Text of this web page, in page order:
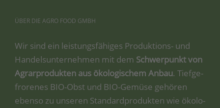
ÜBER DIE AGRO FOOD GMBH
Wir sind ein leis­tungs­fä­hi­ges Pro­duk­ti­ons- und
Han­dels­un­ter­neh­men mit dem Schwer­punkt von
Agrar­pro­duk­ten aus öko­lo­gi­schem Anbau. Tief­ge­
fro­re­nes BIO-Obst und BIO-Gemü­se gehö­ren
eben­so zu unse­ren Stan­dard­pro­duk­ten wie öko­lo­